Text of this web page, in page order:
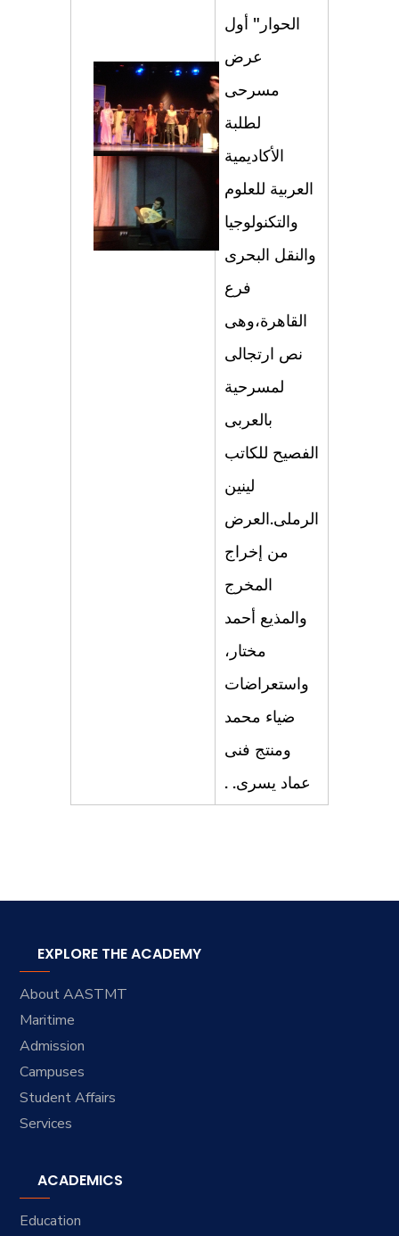
الحوار" أول
عرض
مسرحى
لطلبة
الأكادیمیة
العربیة للعلوم
والتكنولوجیا
والنقل البحرى
فرع
القاھرة،وھى
نص ارتجالى
لمسرحیة
بالعربى
الفصیح للكاتب
لینین
الرملى.العرض
من إخراج
المخرج
والمذیع أحمد
مختار،
واستعراضات
ضیاء محمد
ومنتج فنى
عماد یسرى. .
EXPLORE THE ACADEMY
About AASTMT
Maritime
Admission
Campuses
Student Affairs
Services
ACADEMICS
Education